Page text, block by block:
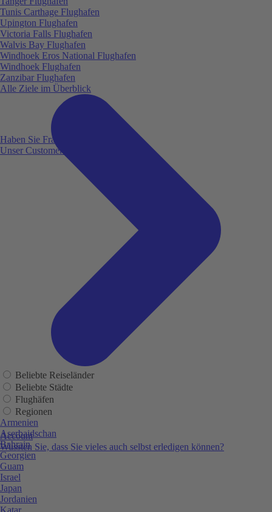
Haben Sie Fragen?
Unser Customer Service ist für Sie da!
Account
Wussten Sie, dass Sie vieles auch selbst erledigen können?
Tunis Carthage Flughafen
Upington Flughafen
Victoria Falls Flughafen
Walvis Bay Flughafen
Windhoek Eros National Flughafen
Windhoek Flughafen
Zanzibar Flughafen
Alle Ziele im Überblick
Beliebte Reiseländer
Beliebte Städte
Flughäfen
Regionen
Armenien
Aserbaidschan
Bahrain
Georgien
Guam
Israel
Japan
Jordanien
Katar